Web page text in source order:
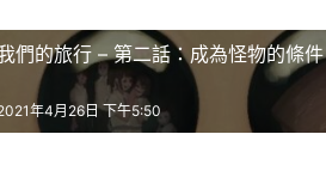
們的旅行 – 第二話：成為怪物的條件
年4月26日 下午5:50